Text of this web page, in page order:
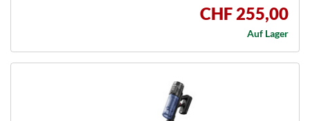
CHF 255,00
Auf Lager